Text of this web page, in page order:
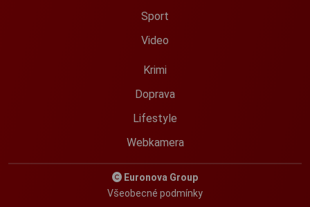
Sport
Video
Krimi
Doprava
Lifestyle
Webkamera
Euronova Group
Všeobecné podmínky